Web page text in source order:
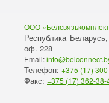
ООО
Республика
оф. 228
Email:
Телефон: +375 (17)
Факс: +375 (17) 362-38-